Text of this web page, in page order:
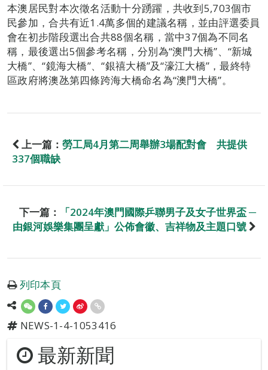
本澳居民對本次徵名活動十分踴躍，共收到5,703個市
民參加，合共有近1.4萬多個的建議名稱，並由評選委員
會在初步階段選出合共88個名稱，當中37個為不同名
稱，最後選出5個參考名稱，分別為“澳門大橋”、“新城
大橋”、“鏡海大橋”、“銀禧大橋”及“濠江大橋”，最終特
區政府將澳氹第四條跨海大橋命名為“澳門大橋”。
上一篇： 勞工局4月第二周舉辦3場配對會 共提供
337個職缺
下一篇：
「2024年澳門國際乒聯男子及女子世界盃 ─
由銀河娛樂集團呈獻」公佈會徽、吉祥物及主題口號
列印本頁
NEWS-1-4-1053416
最新新聞